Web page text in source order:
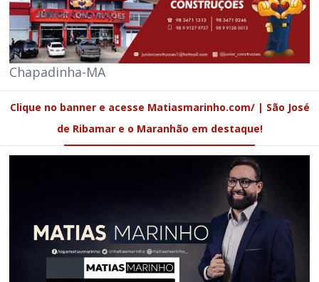
Chapadinha-MA
Clique no banner e acesse Matiasmarinho.com/ | São José
de Ribamar e o Maranhão em destaque!